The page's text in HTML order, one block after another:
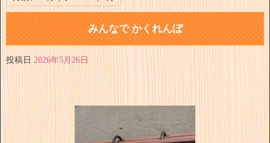
みんなで かくれんぼ
投稿日 2026年5月26日